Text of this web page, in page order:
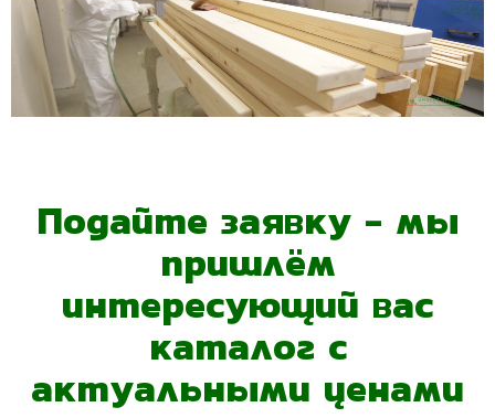
Подайте заявку - мы
пришлём
интересующий вас
каталог с
актуальными ценами